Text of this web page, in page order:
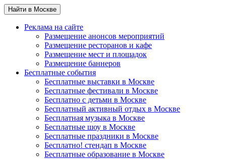
Найти в Москве
Реклама на сайте
Размещение анонсов мероприятий
Размещение ресторанов и кафе
Размещение мест и площадок
Размещение баннеров
Бесплатные события
Бесплатные выставки в Москве
Бесплатные фестивали в Москве
Бесплатно с детьми в Москве
Бесплатный активный отдых в Москве
Бесплатная музыка в Москве
Бесплатные шоу в Москве
Бесплатные праздники в Москве
Бесплатно! стендап в Москве
Бесплатные образование в Москве